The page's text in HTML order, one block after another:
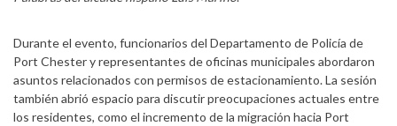
Durante el evento, funcionarios del Departamento de Policía de
Port Chester y representantes de oficinas municipales abordaron
asuntos relacionados con permisos de estacionamiento. La sesión
también abrió espacio para discutir preocupaciones actuales entre
los residentes, como el incremento de la migración hacia Port